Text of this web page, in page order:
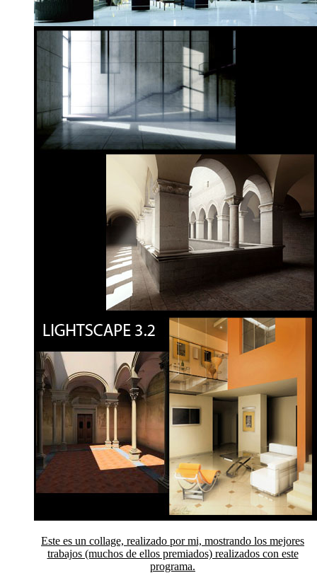
Este es un collage, realizado por mi, mostrando los mejores
trabajos (muchos de ellos premiados) realizados con este
programa.